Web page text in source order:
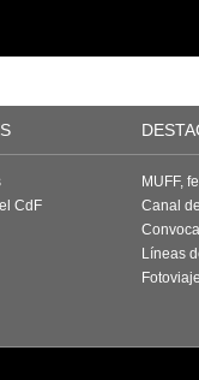
CdF
MUFF,
Canal
Líneas